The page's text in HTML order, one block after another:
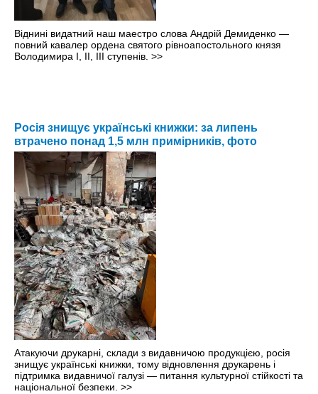
Віднині видатний наш маестро слова Андрій Демиденко —
повний кавалер ордена святого рівноапостольного князя
Володимира І, ІІ, ІІІ ступенів. >>
Росія знищує українські книжки: за липень
втрачено понад 1,5 млн примірників, фото
Атакуючи друкарні, склади з видавничою продукцією, росія
знищує українські книжки, тому відновлення друкарень і
підтримка видавничої галузі — питання культурної стійкості та
національної безпеки. >>